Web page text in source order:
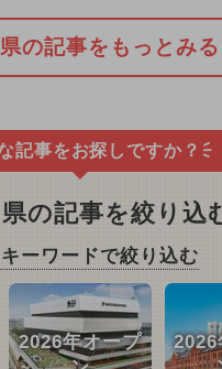
の記事をもっとみる
記事をお探しですか？
の記事を絞り込
ーワードで絞り込む
2026年オープ